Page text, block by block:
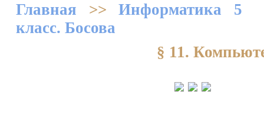
Главная >>Информатика 5
класс. Босова
§ 11.